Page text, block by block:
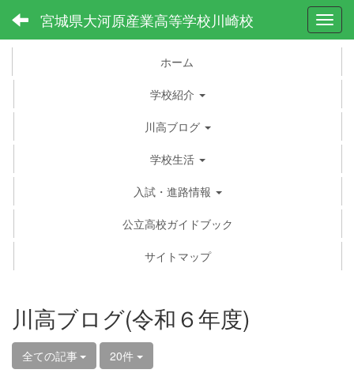
宮城県大河原産業高等学校川崎校
ホーム
学校紹介
川高ブログ
学校生活
入試・進路情報
公立高校ガイドブック
サイトマップ
川高ブログ(令和６年度)
全ての記事 20件